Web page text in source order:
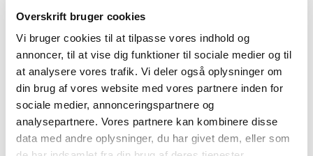
Overskrift bruger cookies
Vi bruger cookies til at tilpasse vores indhold og
annoncer, til at vise dig funktioner til sociale medier og til
at analysere vores trafik. Vi deler også oplysninger om
din brug af vores website med vores partnere inden for
sociale medier, annonceringspartnere og
analysepartnere. Vores partnere kan kombinere disse
data med andre oplysninger, du har givet dem, eller som
3 SMV Danmark(@SMVdanmark)
1tweets
4 Niels Them Kjær(@NielsThem)